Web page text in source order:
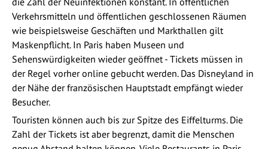
Verkehrsmitteln und öffentlichen geschlossenen Räumen
wie beispielsweise Geschäften und Markthallen gilt
Maskenpflicht. In Paris haben Museen und
Sehenswürdigkeiten wieder geöffnet - Tickets müssen in
der Regel vorher online gebucht werden. Das Disneyland in
der Nähe der französischen Hauptstadt empfängt wieder
Besucher.
Touristen können auch bis zur Spitze des Eiffelturms. Die
Zahl der Tickets ist aber begrenzt, damit die Menschen